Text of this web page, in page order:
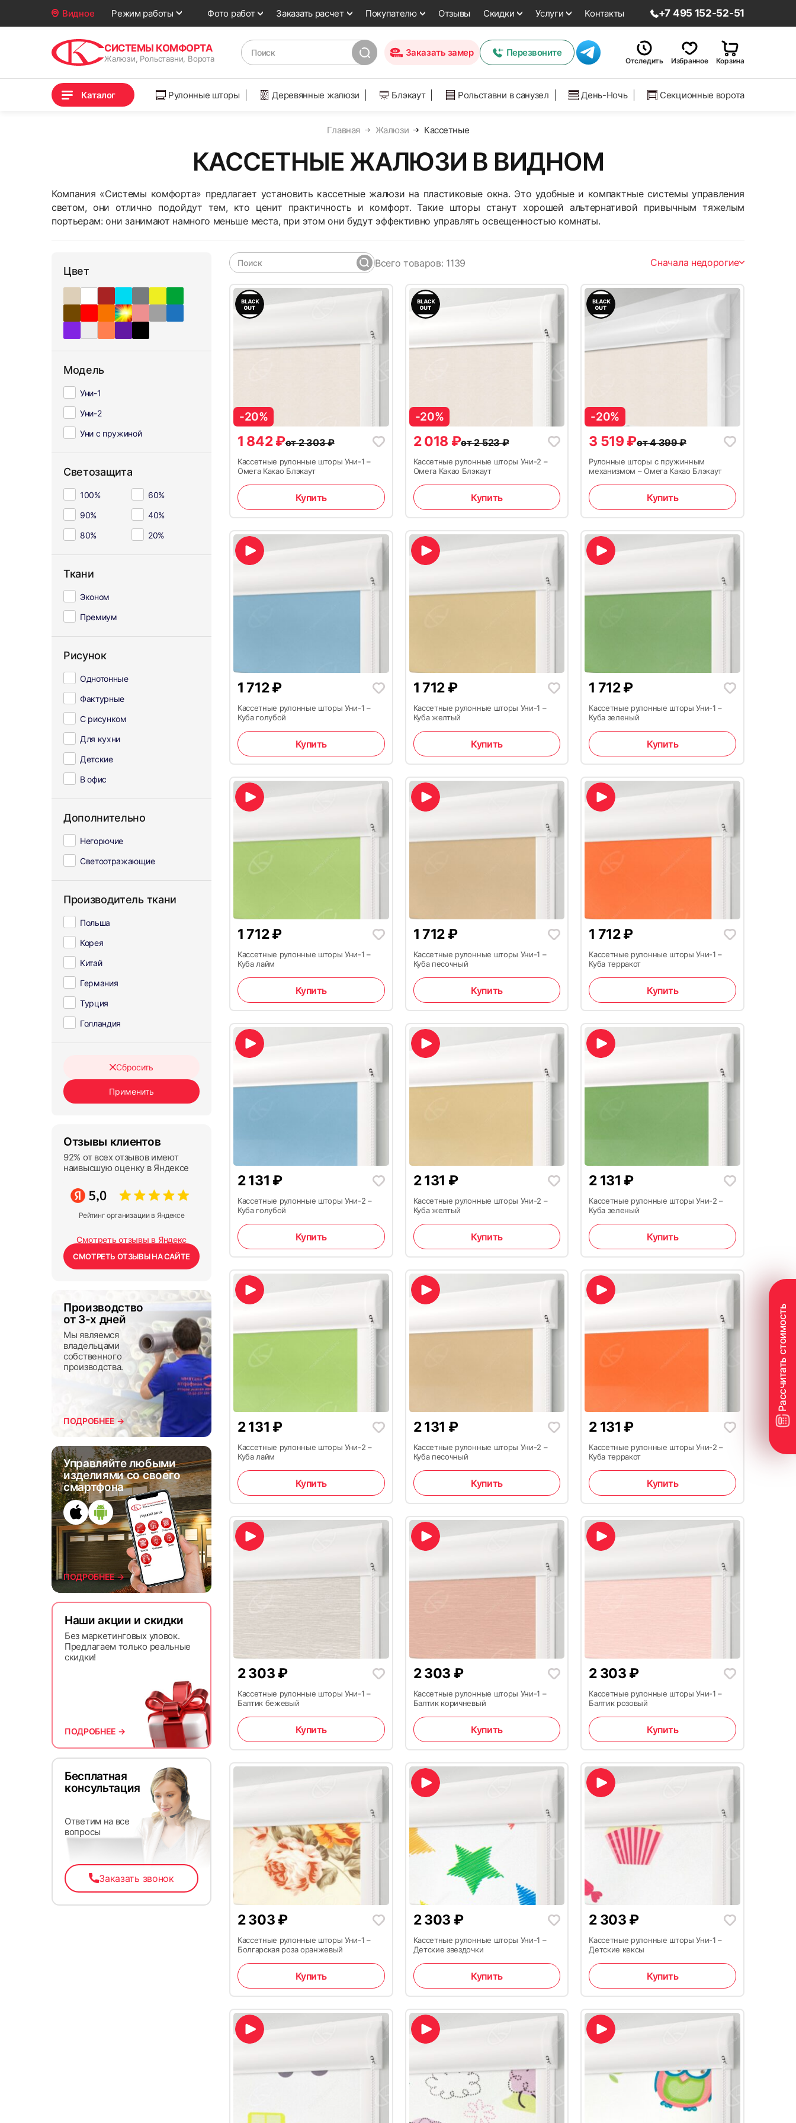
Видное Режим работы Фото работ Заказать расчет Покупателю Отзывы Скидки Услуги Контакты +7 495 152-52-51
СИСТЕМЫ КОМФОРТА
Жалюзи, Рольставни, Ворота
Заказать замер Перезвоните
Отследить Избранное Корзина
Каталог Рулонные шторы Деревянные жалюзи Блэкаут Рольставни в санузел День-Ночь Секционные ворота
Главная Жалюзи Кассетные
КАССЕТНЫЕ ЖАЛЮЗИ В ВИДНОМ
Компания «Системы комфорта» предлагает установить кассетные жалюзи на пластиковые окна. Это удобные и компактные системы управления
светом, они отлично подойдут тем, кто ценит практичность и комфорт. Такие шторы станут хорошей альтернативой привычным тяжелым
портьерам: они занимают намного меньше места, при этом они будут эффективно управлять освещенностью комнаты.
Цвет
Модель
Уни-1
Уни-2
Уни с пружиной
Светозащита
100%
60%
90%
40%
80%
20%
Ткани
Эконом
Премиум
Рисунок
Однотонные
Фактурные
С рисунком
Для кухни
Детские
В офис
Дополнительно
Негорючие
Светоотражающие
Производитель ткани
Польша
Корея
Китай
Германия
Турция
Голландия
Сбросить
Отзывы клиентов
92% от всех отзывов имеют
наивысшую оценку в Яндексе
Рейтинг организации в Яндексе
Смотреть отзывы в Яндекс
СМОТРЕТЬ ОТЗЫВЫ НА САЙТЕ
Производство
от 3-х дней
Мы являемся
владельцами
собственного
производства.
ПОДРОБНЕЕ →
Управляйте любыми
изделиями со своего
смартфона
ПОДРОБНЕЕ →
Наши акции и скидки
Без маркетинговых уловок.
Предлагаем только реальные
скидки!
ПОДРОБНЕЕ →
Бесплатная
консультация
Ответим на все
вопросы
Заказать звонок
Сначала недорогие
Всего товаров: 1139
-20%
1 842₽от2 303₽
Кассетные рулонные шторы Уни-1 –
Омега Какао Блэкаут
Купить
-20%
2 018 ₽от2 523₽
Кассетные рулонные шторы Уни-2 –
Омега Какао Блэкаут
Купить
-20%
3 519 ₽от4 399₽
Рулонные шторы с пружинным
механизмом – Омега Какао Блэкаут
Купить
1 712₽
Кассетные рулонные шторы Уни-1 –
Куба голубой
Купить
1 712 ₽
Кассетные рулонные шторы Уни-1 –
Куба желтый
Купить
1 712₽
Кассетные рулонные шторы Уни-1 –
Куба зеленый
Купить
1 712₽
Кассетные рулонные шторы Уни-1 –
Куба лайм
Купить
1 712 ₽
Кассетные рулонные шторы Уни-1 –
Куба песочный
Купить
1 712₽
Кассетные рулонные шторы Уни-1 –
Куба терракот
Купить
2 131 ₽
Кассетные рулонные шторы Уни-2 –
Куба голубой
Купить
2 131 ₽
Кассетные рулонные шторы Уни-2 –
Куба желтый
Купить
2 131 ₽
Кассетные рулонные шторы Уни-2 –
Куба зеленый
Купить
2 131 ₽
Кассетные рулонные шторы Уни-2 –
Куба лайм
Купить
2 131 ₽
Кассетные рулонные шторы Уни-2 –
Куба песочный
Купить
2 131 ₽
Кассетные рулонные шторы Уни-2 –
Куба терракот
Купить
2 303 ₽
Кассетные рулонные шторы Уни-1 –
Балтик бежевый
Купить
2 303 ₽
Кассетные рулонные шторы Уни-1 –
Балтик коричневый
Купить
2 303 ₽
Кассетные рулонные шторы Уни-1 –
Балтик розовый
Купить
2 303 ₽
Кассетные рулонные шторы Уни-1 –
Болгарская роза оранжевый
Купить
2 303 ₽
Кассетные рулонные шторы Уни-1 –
Детские звездочки
Купить
2 303 ₽
Кассетные рулонные шторы Уни-1 –
Детские кексы
Купить